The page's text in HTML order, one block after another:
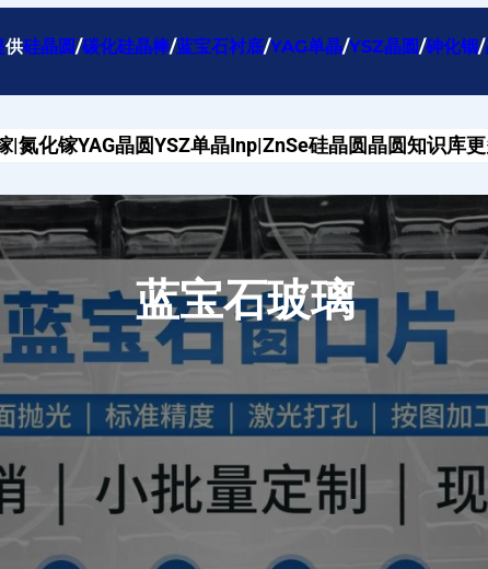
供硅晶圆/碳化硅晶棒/蓝宝石衬底/YAG单晶/YSZ晶圆/砷化铟/
|氮化镓YAG晶圆YSZ单晶Inp|ZnSe硅晶圆晶圆知识库
蓝宝石玻璃